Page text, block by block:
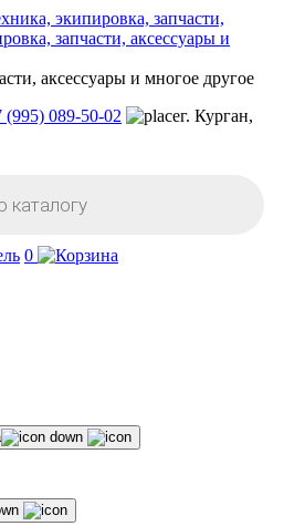
аксессуары и многое другое
(995) 089-50-02
г. Курган,
0